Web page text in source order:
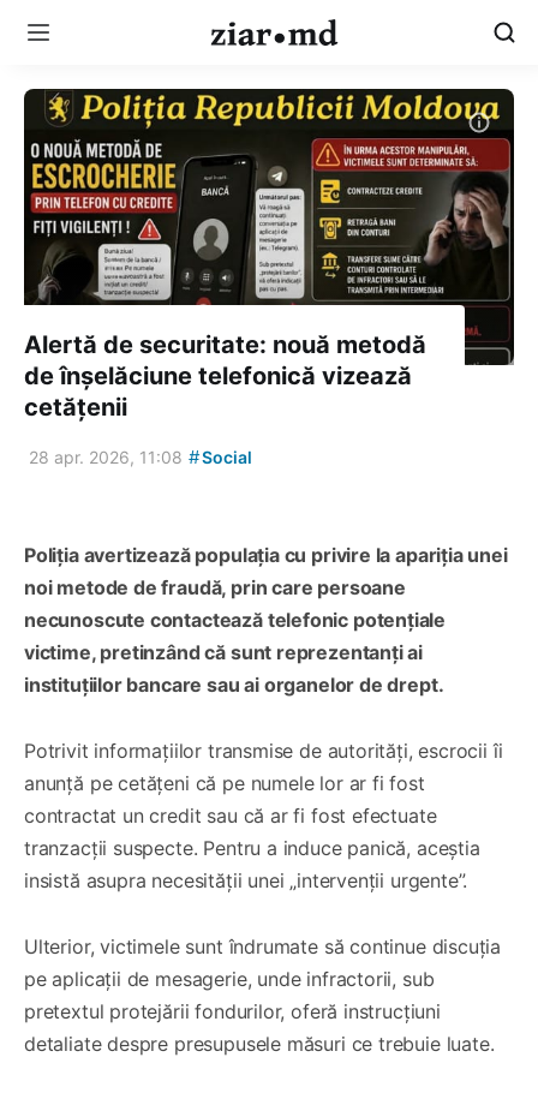
Alertă de securitate: nouă metodă
de înșelăciune telefonică vizează
cetățenii
28 apr. 2026, 11:08 #Social
Poliția avertizează populația cu privire la apariția unei
noi metode de fraudă, prin care persoane
necunoscute contactează telefonic potențiale
victime, pretinzând că sunt reprezentanți ai
instituțiilor bancare sau ai organelor de drept.
Potrivit informațiilor transmise de autorități, escrocii îi
anunță pe cetățeni că pe numele lor ar fi fost
contractat un credit sau că ar fi fost efectuate
tranzacții suspecte. Pentru a induce panică, aceștia
insistă asupra necesității unei „intervenții urgente”.
Ulterior, victimele sunt îndrumate să continue discuția
pe aplicații de mesagerie, unde infractorii, sub
pretextul protejării fondurilor, oferă instrucțiuni
detaliate despre presupusele măsuri ce trebuie luate.